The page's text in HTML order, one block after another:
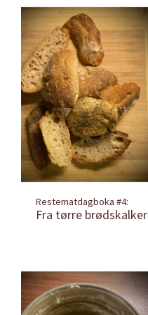
Restematdagboka #4:
Fra tørre